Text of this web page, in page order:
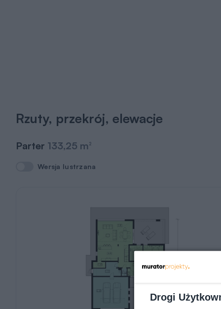
Rzuty, przekrój, elewacje
Parter 133,25 m 2
Wersja lustrzana
Wersja lustrzana
Drogi